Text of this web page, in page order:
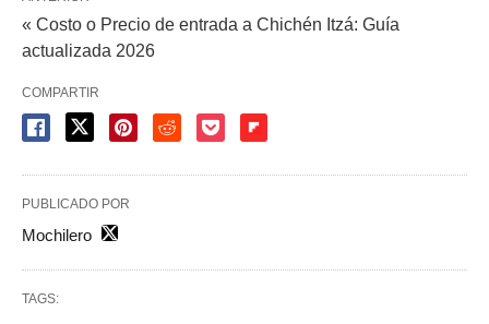
« Costo o Precio de entrada a Chichén Itzá: Guía
actualizada 2026
COMPARTIR
PUBLICADO POR
Mochilero
TAGS: